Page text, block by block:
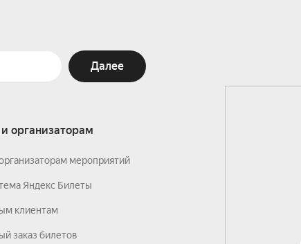
Далее
организаторам
мероприятий
Яндекс Билеты
клиентам
заказ билетов